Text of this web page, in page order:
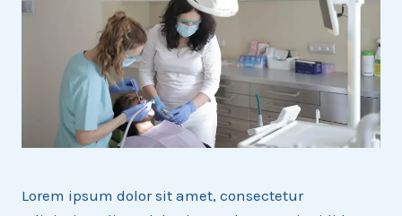
Lorem ipsum dolor sit amet, consectetur